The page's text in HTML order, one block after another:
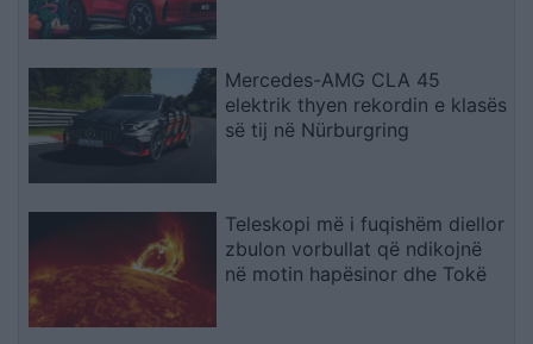
Mercedes-AMG CLA 45
elektrik thyen rekordin e klasës
së tij në Nürburgring
Teleskopi më i fuqishëm diellor
zbulon vorbullat që ndikojnë
në motin hapësinor dhe Tokë